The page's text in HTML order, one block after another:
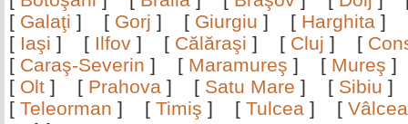
[ Galaţi ] [ Gorj ] [ Giurgiu ] [ Harghita ]
[ Iaşi ] [ Ilfov ] [ Călăraşi ] [ Cluj ] [
[ Caraş-Severin ] [ Maramureş ] [ Mureş
[ Olt ] [ Prahova ] [ Satu Mare ] [ Sibiu
[ Teleorman ] [ Timiş ] [ Tulcea ] [